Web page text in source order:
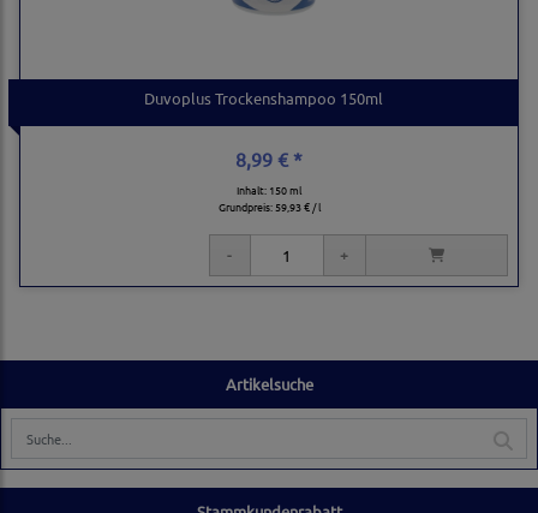
Artikelsuche
Duvoplus Trockenshampoo 150ml
8,99 € *
Inhalt: 150 ml
Grundpreis: 59,93 € / l